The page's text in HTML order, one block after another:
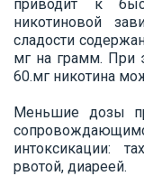
приводит к
никотиновой
сладости
мг на грамм. При
60.мг никотина
Меньшие дозы
интоксикации:
рвотой, диареей.